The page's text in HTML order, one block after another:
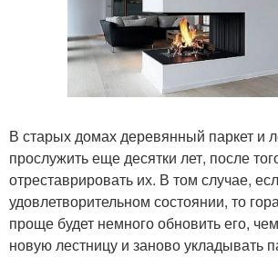
В старых домах деревянный паркет и
прослужить еще десятки лет, после
отреставрировать их. В том случае,
удовлетворительном состоянии, то
проще будет немного обновить его,
новую лестницу и заново укладывать